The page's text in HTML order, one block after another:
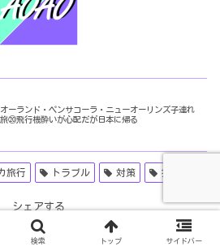
オーランド・ペンサコーラ・ニューオーリンズ子連れ
旅⑳飛行機酔いが心配だが日本に帰る
旅行 トラブル 対策 持ち物
シェアする
Facebook はてブ
検索 トップ サイドバー